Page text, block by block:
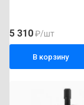
5 310₽/шт
В корзину